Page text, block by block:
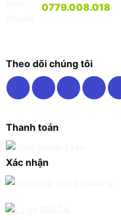
0779.008.018
Theo dõi chúng tôi
Thanh toán
Xác nhận